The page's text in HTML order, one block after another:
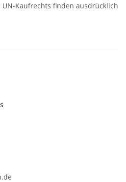
Kaufrechts finden ausdrücklich